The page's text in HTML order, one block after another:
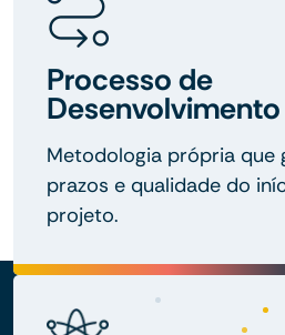
Processo de
Metodologia própria que
prazos e qualidade do
projeto.